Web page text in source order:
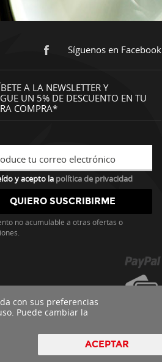
Síguenos en Facebook
A LA NEWSLETTER Y
UN 5% DE DESCUENTO EN TU
COMPRA*
tu correo electrónico
y acepto la política de privacidad
no acumulable a otras ofertas o
2016 - Todos los derechos reservados by
con sus preferencias
Puede cambiar la
ACEPTAR